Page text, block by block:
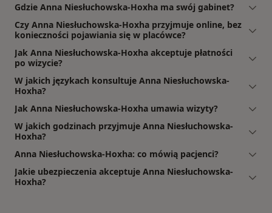
Gdzie Anna Niesłuchowska-Hoxha ma swój gabinet?
Czy Anna Niesłuchowska-Hoxha przyjmuje online, bez
konieczności pojawiania się w placówce?
Jak Anna Niesłuchowska-Hoxha akceptuje płatności
po wizycie?
W jakich językach konsultuje Anna Niesłuchowska-
Hoxha?
Jak Anna Niesłuchowska-Hoxha umawia wizyty?
W jakich godzinach przyjmuje Anna Niesłuchowska-
Hoxha?
Anna Niesłuchowska-Hoxha: co mówią pacjenci?
Jakie ubezpieczenia akceptuje Anna Niesłuchowska-
Hoxha?